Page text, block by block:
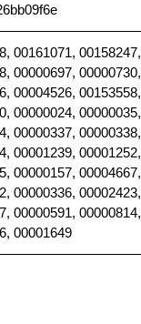
00161071, 00158247,
00000697, 00000730,
00004526, 00153558,
00000024, 00000035,
00000337, 00000338,
00001239, 00001252,
00000157, 00004667,
00000336, 00002423,
00000591, 00000814,
00001649